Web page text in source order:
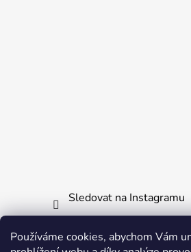
Používáme cookies, abychom Vám
Sledovat na Instagramu
Informace pro vás